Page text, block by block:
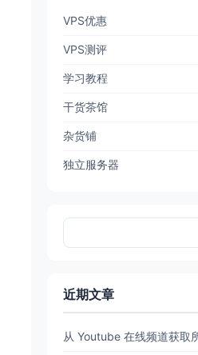
VPS优惠
VPS测评
学习教程
干货茶馆
杂货铺
独立服务器
近期文章